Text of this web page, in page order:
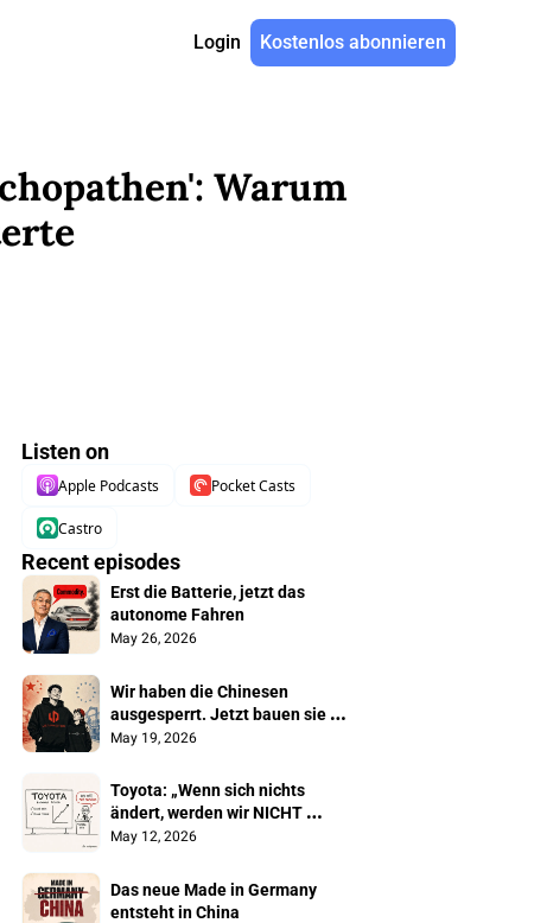
Login Kostenlos abonnieren
Warum
Listen on
Apple Podcasts Pocket Casts
Castro
Recent episodes
Erst die Batterie, jetzt das
autonome Fahren
May 26, 2026
Wir haben die Chinesen
ausgesperrt. Jetzt bauen sie
unsere Autos
May 19, 2026
Toyota: „Wenn sich nichts
ändert, werden wir NICHT
überleben"
May 12, 2026
Das neue Made in Germany
entsteht in China